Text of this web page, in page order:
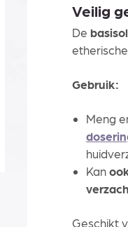
Veilig
De
Gebruik:
Meng
Kan
Geschikt